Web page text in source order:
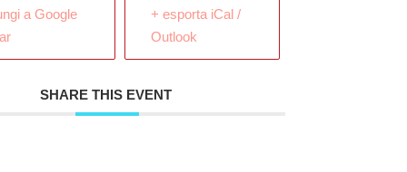
a Google
+ esporta iCal /
Outlook
SHARE THIS EVENT